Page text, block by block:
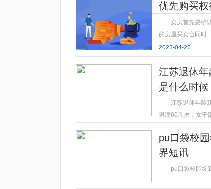
优先购买
卖房首先要确
的房屋买卖合同时
2023-04-25
江苏退休
是什么时候
江苏退休年龄
男满60周岁，女干
pu口袋校
界短讯
pu口袋校园签